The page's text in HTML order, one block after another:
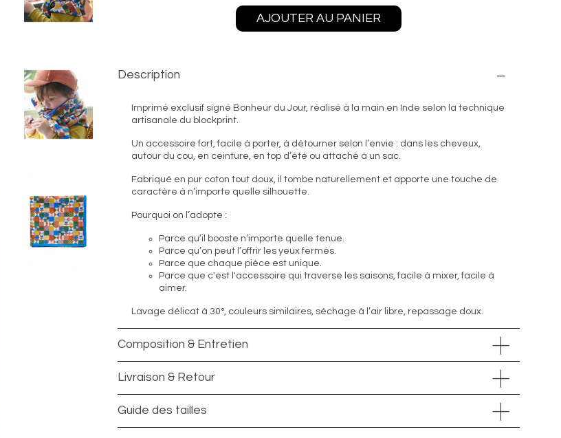
AJOUTER AU PANIER
Description
Imprimé exclusif signé Bonheur du Jour, réalisé à la main en Inde selon la technique
artisanale du blockprint.
Un accessoire fort, facile à porter, à détourner selon l’envie : dans les cheveux,
autour du cou, en ceinture, en top d’été ou attaché à un sac.
Fabriqué en pur coton tout doux, il tombe naturellement et apporte une touche de
caractère à n’importe quelle silhouette.
Pourquoi on l’adopte :
Parce qu’il booste n’importe quelle tenue.
Parce qu’on peut l’offrir les yeux fermés.
Parce que chaque pièce est unique.
Parce que c'est l'accessoire qui traverse les saisons, facile à mixer, facile à
aimer.
Lavage délicat à 30°, couleurs similaires, séchage à l’air libre, repassage doux.
Composition & Entretien
Livraison & Retour
Guide des tailles